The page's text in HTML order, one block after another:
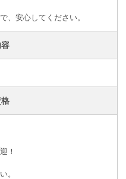
、安心してください。
！
。